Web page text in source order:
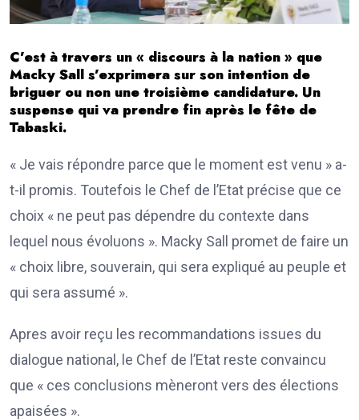
C’est à travers un « discours à la nation » que
Macky Sall s’exprimera sur son intention de
briguer ou non une troisième candidature. Un
suspense qui va prendre fin après le fête de
Tabaski.
« Je vais répondre parce que le moment est venu » a-
t-il promis. Toutefois le Chef de l’Etat précise que ce
choix « ne peut pas dépendre du contexte dans
lequel nous évoluons ». Macky Sall promet de faire un
« choix libre, souverain, qui sera expliqué au peuple et
qui sera assumé ».
Apres avoir reçu les recommandations issues du
dialogue national, le Chef de l’Etat reste convaincu
que « ces conclusions mèneront vers des élections
apaisées ».